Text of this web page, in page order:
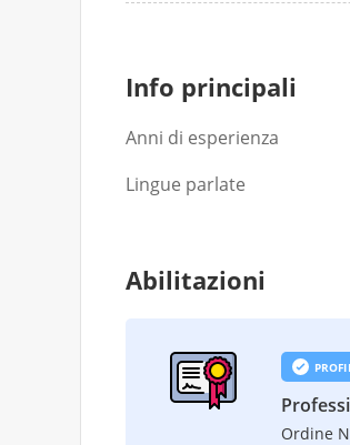
Info principali
Anni di esperienza
Lingue parlate
Abilitazioni
Ordine